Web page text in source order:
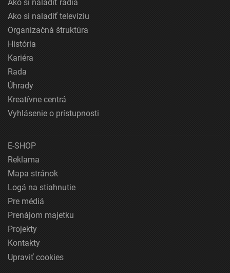
Ako si naladiť rádiá
Ako si naladiť televíziu
Organizačná štruktúra
História
Kariéra
Rada
Úhrady
Kreatívne centrá
Vyhlásenie o prístupnosti
E-SHOP
Reklama
Mapa stránok
Logá na stiahnutie
Pre médiá
Prenájom majetku
Projekty
Kontakty
Upraviť cookies